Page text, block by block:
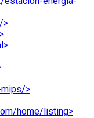
>
mips/>
home/listing>